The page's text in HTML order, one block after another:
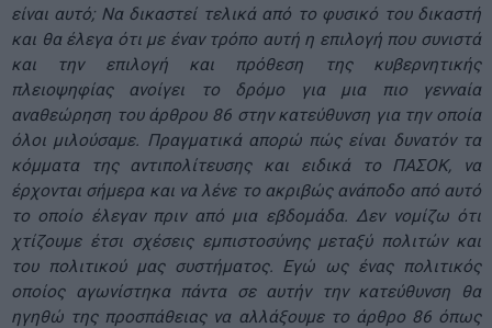
είναι αυτό; Να δικαστεί τελικά από το φυσικό του δικαστή
και θα έλεγα ότι με έναν τρόπο αυτή η επιλογή που συνιστά
και την επιλογή και πρόθεση της κυβερνητικής
πλειοψηφίας ανοίγει το δρόμο για μια πιο γενναία
αναθεώρηση του άρθρου 86 στην κατεύθυνση για την οποία
όλοι μιλούσαμε. Πραγματικά απορώ πώς είναι δυνατόν τα
κόμματα της αντιπολίτευσης και ειδικά το ΠΑΣΟΚ, να
έρχονται σήμερα και να λένε το ακριβώς ανάποδο από αυτό
το οποίο έλεγαν πριν από μια εβδομάδα. Δεν νομίζω ότι
χτίζουμε έτσι σχέσεις εμπιστοσύνης μεταξύ πολιτών και
του πολιτικού μας συστήματος. Εγώ ως ένας πολιτικός
οποίος αγωνίστηκα πάντα σε αυτήν την κατεύθυνση θα
ηγηθώ της προσπάθειας να αλλάξουμε το άρθρο 86 όπως